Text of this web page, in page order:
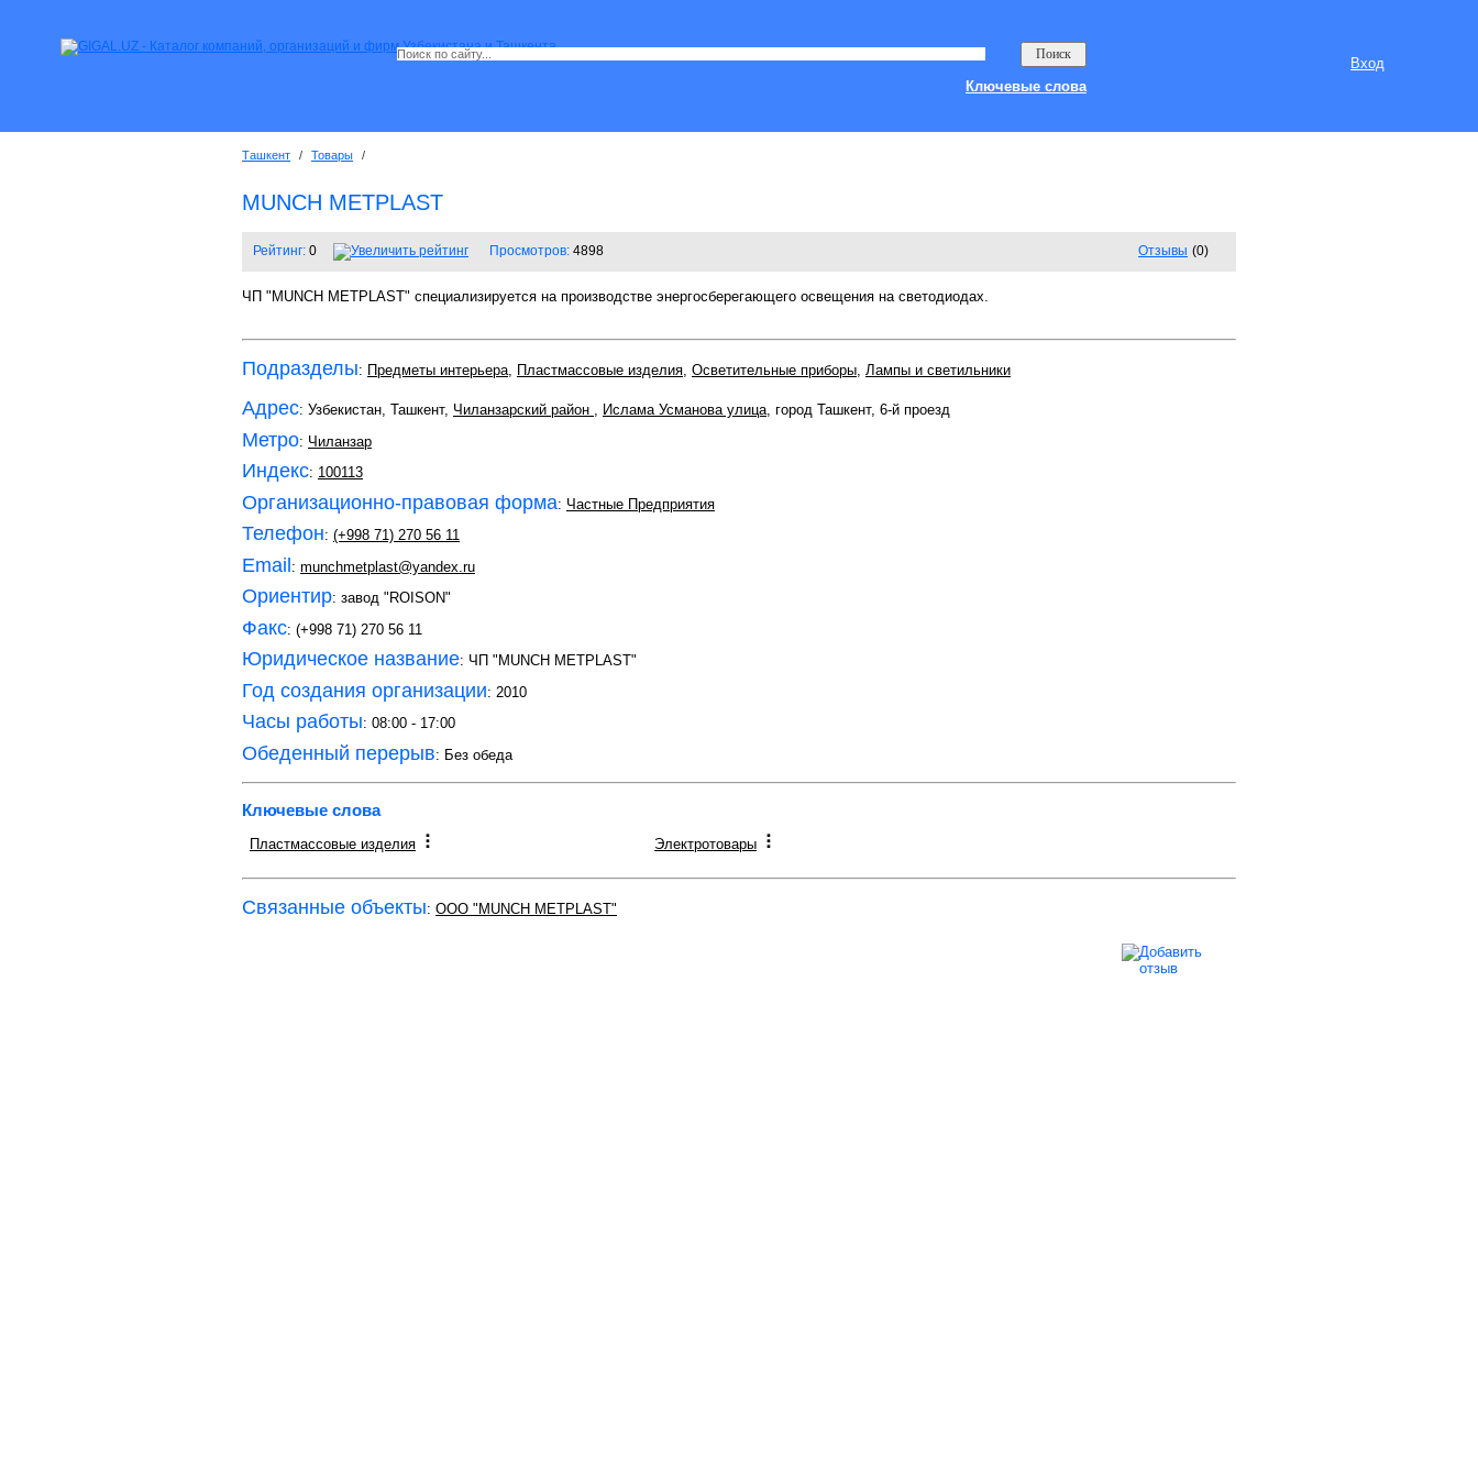
Вход
Ключевые слова
Ташкент / Товары /
MUNCH METPLAST
Рейтинг: 0 Просмотров: 4898 Отзывы (0)
ЧП "MUNCH METPLAST" специализируется на производстве энергосберегающего освещения на светодиодах.
Подразделы: Предметы интерьера, Пластмассовые изделия, Осветительные приборы, Лампы и светильники
Адрес: Узбекистан, Ташкент, Чиланзарский район , Ислама Усманова улица, город Ташкент, 6-й проезд
Метро: Чиланзар
Индекс: 100113
Организационно-правовая форма: Частные Предприятия
Телефон: (+998 71) 270 56 11
Email: munchmetplast@yandex.ru
Ориентир: завод "ROISON"
Факс: (+998 71) 270 56 11
Юридическое название: ЧП "MUNCH METPLAST"
Год создания организации: 2010
Часы работы: 08:00 - 17:00
Обеденный перерыв: Без обеда
Ключевые слова
Пластмассовые изделия Электротовары
Связанные объекты: OOO "MUNCH METPLAST"